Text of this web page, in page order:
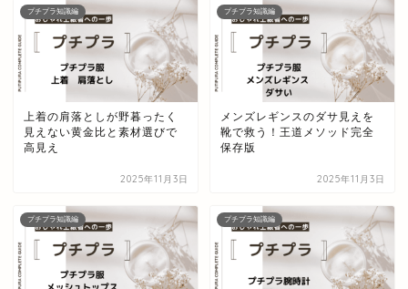
プチプラ知識編
上着の肩落としが野暮ったく
見えない黄金比と素材選びで
高見え
2025年11月3日
プチプラ知識編
メンズレギンスのダサ見えを
靴で救う！王道メソッド完全
保存版
2025年11月3日
プチプラ知識編 プチプラ知識編